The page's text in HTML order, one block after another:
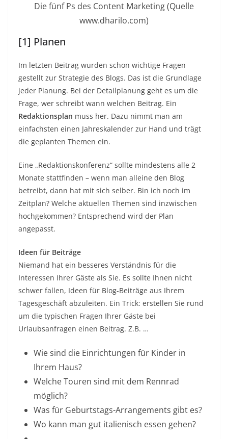
Die fünf Ps des Content Marketing (Quelle
www.dharilo.com)
[1] Planen
Im letzten Beitrag wurden schon wichtige Fragen
gestellt zur Strategie des Blogs. Das ist die Grundlage
jeder Planung. Bei der Detailplanung geht es um die
Frage, wer schreibt wann welchen Beitrag. Ein
Redaktionsplan muss her. Dazu nimmt man am
einfachsten einen Jahreskalender zur Hand und trägt
die geplanten Themen ein.
Eine „Redaktionskonferenz“ sollte mindestens alle 2
Monate stattfinden – wenn man alleine den Blog
betreibt, dann hat mit sich selber. Bin ich noch im
Zeitplan? Welche aktuellen Themen sind inzwischen
hochgekommen? Entsprechend wird der Plan
angepasst.
Ideen für Beiträge
Niemand hat ein besseres Verständnis für die
Interessen Ihrer Gäste als Sie. Es sollte Ihnen nicht
schwer fallen, Ideen für Blog-Beiträge aus Ihrem
Tagesgeschäft abzuleiten. Ein Trick: erstellen Sie rund
um die typischen Fragen Ihrer Gäste bei
Urlaubsanfragen einen Beitrag. Z.B. …
Wie sind die Einrichtungen für Kinder in
Ihrem Haus?
Welche Touren sind mit dem Rennrad
möglich?
Was für Geburtstags-Arrangements gibt es?
Wo kann man gut italienisch essen gehen?